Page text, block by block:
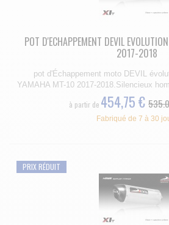
POT D'ECHAPPEMENT DEVIL
2017-2018
pot d'Échappement moto DEVIL
YAMAHA MT-10 2017-2018.Silencieux
à partir de 454,75 €
Fabriqué de 7 à 30
PRIX RÉDUIT